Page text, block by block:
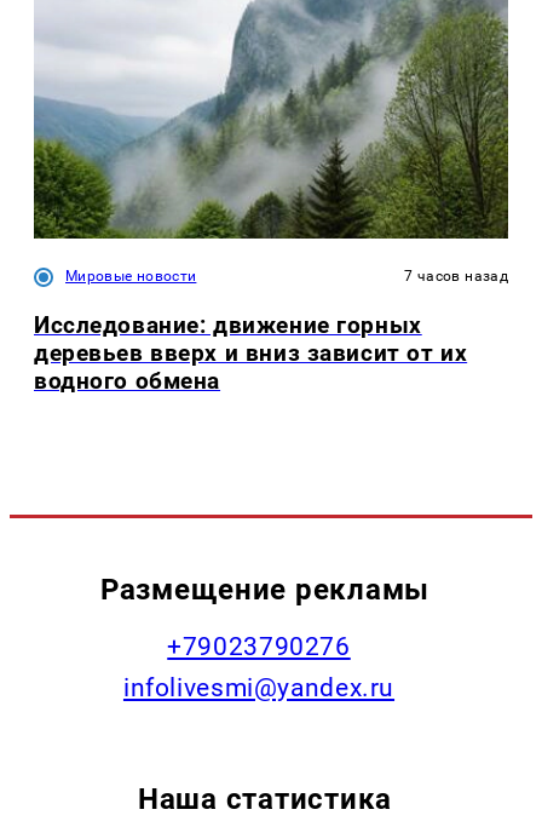
Мировые новости 7 часов назад
Исследование: движение горных
деревьев вверх и вниз зависит от их
водного обмена
Размещение рекламы
+79023790276
infolivesmi@yandex.ru
Наша статистика